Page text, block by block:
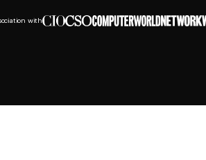
with